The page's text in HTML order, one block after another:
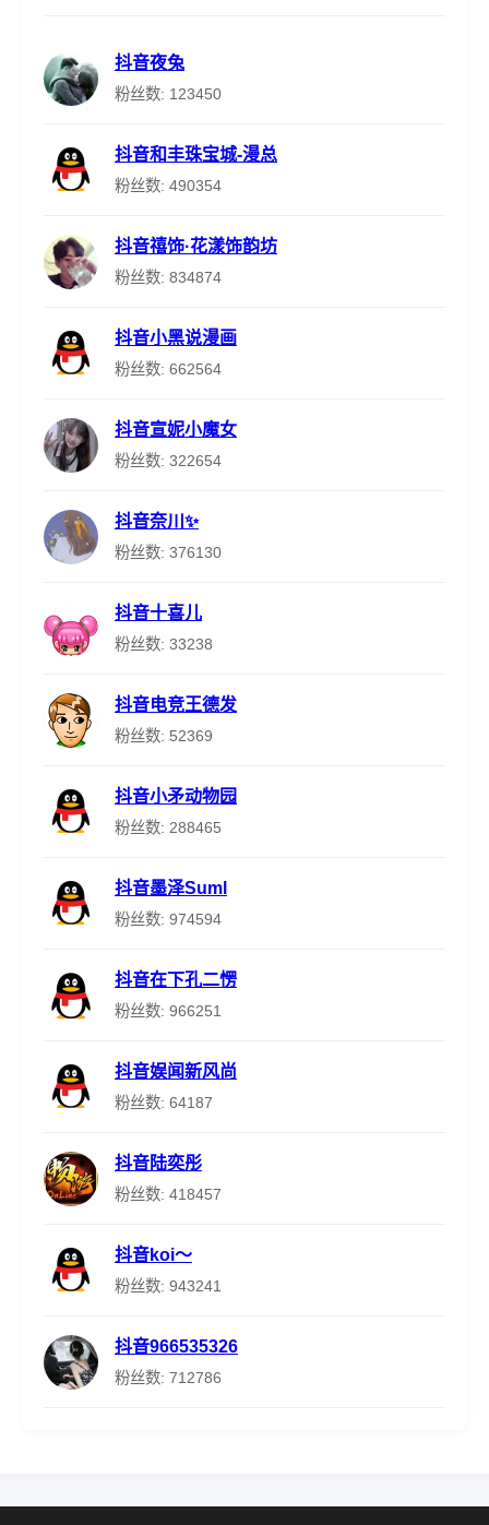
抖音夜兔
粉丝数: 123450
抖音和丰珠宝城-漫总
粉丝数: 490354
抖音禧饰·花漾饰韵坊
粉丝数: 834874
抖音小黑说漫画
粉丝数: 662564
抖音宣妮小魔女
粉丝数: 322654
抖音奈川✨
粉丝数: 376130
抖音十喜儿
粉丝数: 33238
抖音电竞王德发
粉丝数: 52369
抖音小矛动物园
粉丝数: 288465
抖音墨泽Suml
粉丝数: 974594
抖音在下孔二愣
粉丝数: 966251
抖音娱闻新风尚
粉丝数: 64187
抖音陆奕彤
粉丝数: 418457
抖音koi～
粉丝数: 943241
抖音966535326
粉丝数: 712786